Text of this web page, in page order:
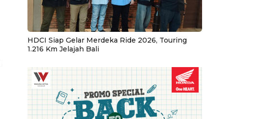
HDCI Siap Gelar Merdeka Ride 2026, Touring
1.216 Km Jelajah Bali